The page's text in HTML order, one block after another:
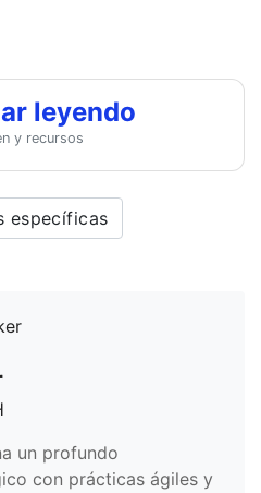
leyendo
y recursos
específicas
un profundo
con prácticas ágiles y